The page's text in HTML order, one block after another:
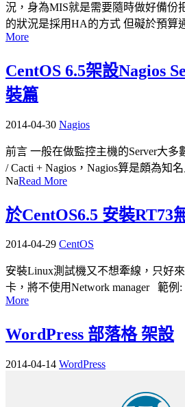
況，身為MIS就是需要隨時做好備份
的狀況是採用HA的方式 但礙於預算
More
CentOS 6.5架設Nagios
裝篇
2014-04-30 Nagios
前言 一般在做監控主機的Server大多
/ Cacti + Nagios，Nagios算是頗為知
NaRead More
於CentOS6.5 安裝RT73
2014-04-29 CentOS
安裝Linux測試機又不想牽線，只好
卡，將不使用Network manager 範例:
More
WordPress 部落格 架設
2014-04-14 WordPress